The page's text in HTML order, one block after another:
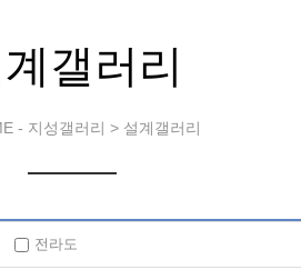
갤러리
- 지성갤러리 > 설계갤러리
전라도